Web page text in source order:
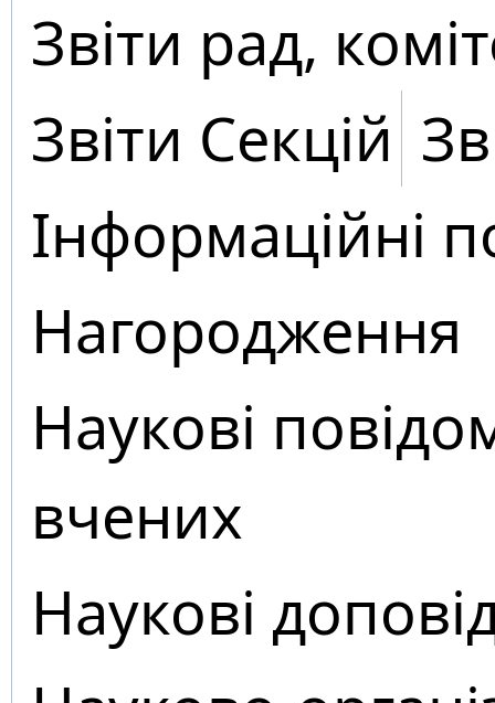
Звіти рад,
Звіти Секцій
Інформаційні
Нагородження
Наукові
вчених
Наукові